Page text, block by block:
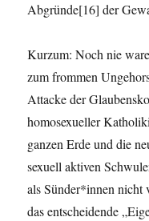
Abgründe[16] der
Kurzum: Noch nie
zum frommen
Attacke der
homosexueller
ganzen Erde und die
sexuell aktiven
als Sünder*innen nicht
das entscheidende